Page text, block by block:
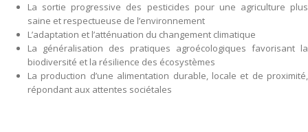
La sortie progressive des pesticides pour une agriculture plus
saine et respectueuse de l’environnement
L’adaptation et l’atténuation du changement climatique
La généralisation des pratiques agroécologiques favorisant la
biodiversité et la résilience des écosystèmes
La production d’une alimentation durable, locale et de proximité,
répondant aux attentes sociétales